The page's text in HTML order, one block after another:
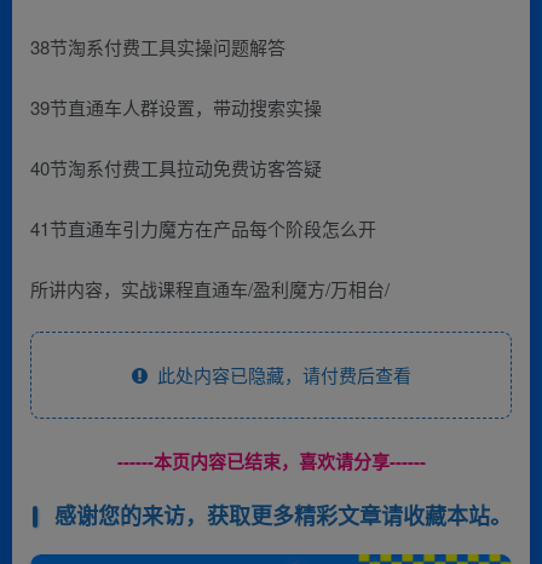
38节淘系付费工具实操问题解答
39节直通车人群设置，带动搜索实操
40节淘系付费工具拉动免费访客答疑
41节直通车引力魔方在产品每个阶段怎么开
所讲内容，实战课程直通车/盈利魔方/万相台/
此处内容已隐藏，请付费后查看
------本页内容已结束，喜欢请分享------
感谢您的来访，获取更多精彩文章请收藏本站。